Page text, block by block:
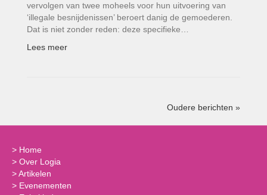
vervolgen van twee moheels voor hun uitvoering van
‘illegale besnijdenissen’ beroert danig de gemoederen.
Dat is niet zonder reden: deze specifieke…
Lees meer
Oudere berichten »
> Home
> Over Logia
>Artikelen
> Evenementen